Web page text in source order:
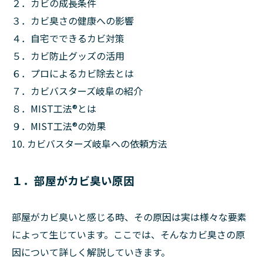
２．カビの成長条件
３．カビ臭さの健康への影響
４．自宅でできるカビ対策
５．カビ防止グッズの活用
６．プロによるカビ除去とは
７．カビバスターズ岐阜の紹介
８．MIST工法®とは
９．MIST工法®の効果
10. カビバスターズ岐阜への依頼方法
１．部屋がカビ臭い原因
部屋がカビ臭いと感じる時、その原因は実は様々な要素
によって生じています。ここでは、そんなカビ臭さの原
因について詳しく解説していきます。